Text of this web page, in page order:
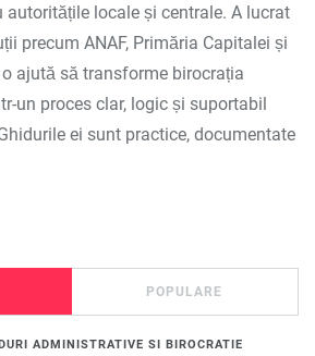
autoritățile locale și centrale. A lucrat
precum ANAF, Primăria Capitalei și
o ajută să transforme birocrația
un proces clar, logic și suportabil
ei sunt practice, documentate
POPULARE
ADMINISTRATIVE SI BIROCRATIE